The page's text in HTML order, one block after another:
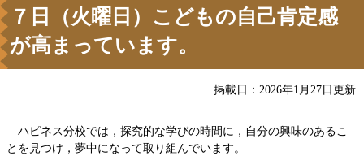
７日（火曜日）こどもの自己肯定感
が高まっています。
掲載日：2026年1月27日更新
ハピネス分校では，探究的な学びの時間に，自分の興味のあるこ
とを見つけ，夢中になって取り組んでいます。